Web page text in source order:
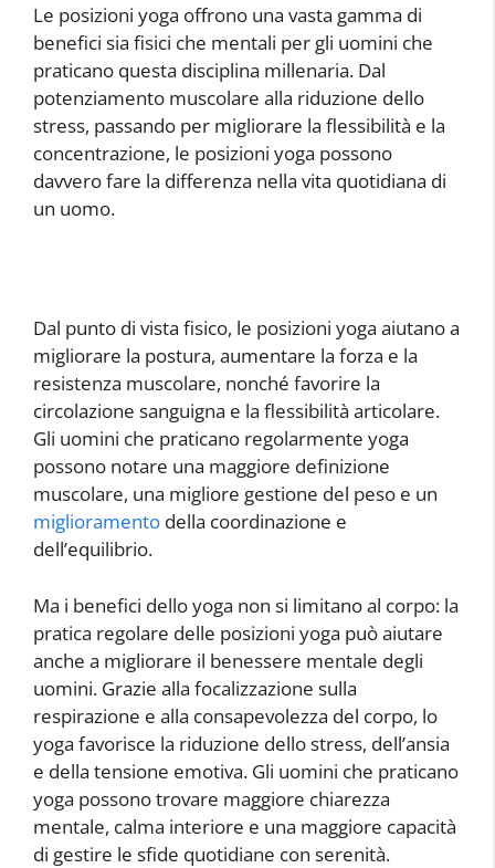
Le posizioni yoga offrono una vasta gamma di
benefici sia fisici che mentali per gli uomini che
praticano questa disciplina millenaria. Dal
potenziamento muscolare alla riduzione dello
stress, passando per migliorare la flessibilità e la
concentrazione, le posizioni yoga possono
davvero fare la differenza nella vita quotidiana di
un uomo.
Dal punto di vista fisico, le posizioni yoga aiutano a
migliorare la postura, aumentare la forza e la
resistenza muscolare, nonché favorire la
circolazione sanguigna e la flessibilità articolare.
Gli uomini che praticano regolarmente yoga
possono notare una maggiore definizione
muscolare, una migliore gestione del peso e un
miglioramento della coordinazione e
dell’equilibrio.
Ma i benefici dello yoga non si limitano al corpo: la
pratica regolare delle posizioni yoga può aiutare
anche a migliorare il benessere mentale degli
uomini. Grazie alla focalizzazione sulla
respirazione e alla consapevolezza del corpo, lo
yoga favorisce la riduzione dello stress, dell’ansia
e della tensione emotiva. Gli uomini che praticano
yoga possono trovare maggiore chiarezza
mentale, calma interiore e una maggiore capacità
di gestire le sfide quotidiane con serenità.